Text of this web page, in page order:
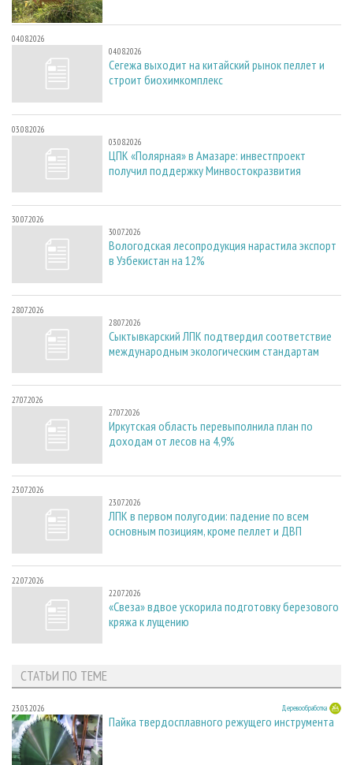
04.08.2026
04.08.2026
Сегежа выходит на китайский рынок пеллет и
строит биохимкомплекс
03.08.2026
03.08.2026
ЦПК «Полярная» в Амазаре: инвестпроект
получил поддержку Минвостокразвития
30.07.2026
30.07.2026
Вологодская лесопродукция нарастила экспорт
в Узбекистан на 12%
28.07.2026
28.07.2026
Сыктывкарский ЛПК подтвердил соответствие
международным экологическим стандартам
27.07.2026
27.07.2026
Иркутская область перевыполнила план по
доходам от лесов на 4,9%
23.07.2026
23.07.2026
ЛПК в первом полугодии: падение по всем
основным позициям, кроме пеллет и ДВП
22.07.2026
22.07.2026
«Свеза» вдвое ускорила подготовку березового
кряжа к лущению
СТАТЬИ ПО ТЕМЕ
23.03.2026 Деревообработка
Пайка твердосплавного режущего инструмента